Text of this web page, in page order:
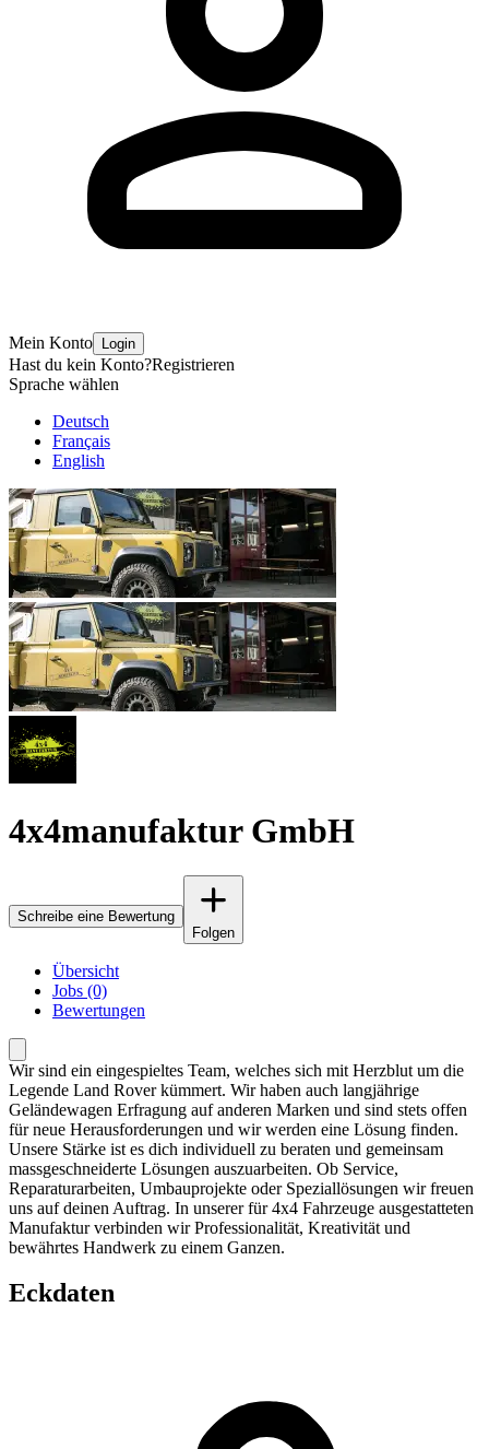
Mein Konto Login
Hast du kein Konto?Registrieren
Sprache wählen
Deutsch
Français
English
4x4manufaktur GmbH
Schreibe eine Bewertung
Folgen
Übersicht
Jobs (0)
Bewertungen
Wir sind ein eingespieltes Team, welches sich mit Herzblut um die
Legende Land Rover kümmert. Wir haben auch langjährige
Geländewagen Erfragung auf anderen Marken und sind stets offen
für neue Herausforderungen und wir werden eine Lösung finden.
Unsere Stärke ist es dich individuell zu beraten und gemeinsam
massgeschneiderte Lösungen auszuarbeiten. Ob Service,
Reparaturarbeiten, Umbauprojekte oder Speziallösungen wir freuen
uns auf deinen Auftrag. In unserer für 4x4 Fahrzeuge ausgestatteten
Manufaktur verbinden wir Professionalität, Kreativität und
bewährtes Handwerk zu einem Ganzen.
Eckdaten